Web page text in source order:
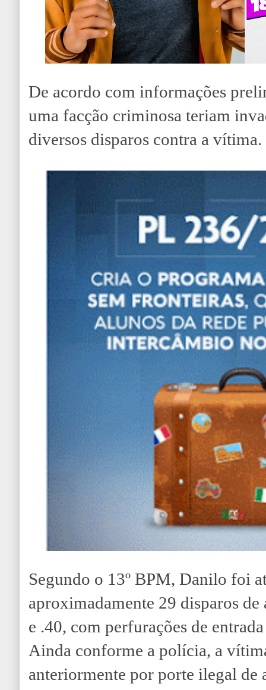
De acordo com informações
uma facção criminosa teriam
diversos disparos contra a vítima.
Segundo o 13º BPM, Danilo foi
aproximadamente 29 disparos
e .40, com perfurações de
Ainda conforme a polícia, a
anteriormente por porte ilegal de